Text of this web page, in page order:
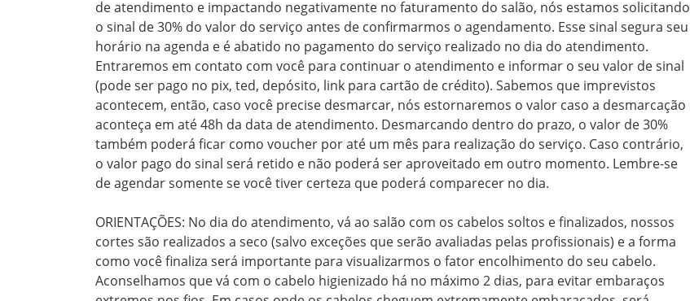
de atendimento e impactando negativamente no faturamento do salão, nós estamos solicitando
o sinal de 30% do valor do serviço antes de confirmarmos o agendamento. Esse sinal segura seu
horário na agenda e é abatido no pagamento do serviço realizado no dia do atendimento.
Entraremos em contato com você para continuar o atendimento e informar o seu valor de sinal
(pode ser pago no pix, ted, depósito, link para cartão de crédito). Sabemos que imprevistos
acontecem, então, caso você precise desmarcar, nós estornaremos o valor caso a desmarcação
aconteça em até 48h da data de atendimento. Desmarcando dentro do prazo, o valor de 30%
também poderá ficar como voucher por até um mês para realização do serviço. Caso contrário,
o valor pago do sinal será retido e não poderá ser aproveitado em outro momento. Lembre-se
de agendar somente se você tiver certeza que poderá comparecer no dia.
ORIENTAÇÕES: No dia do atendimento, vá ao salão com os cabelos soltos e finalizados, nossos
cortes são realizados a seco (salvo exceções que serão avaliadas pelas profissionais) e a forma
como você finaliza será importante para visualizarmos o fator encolhimento do seu cabelo.
Aconselhamos que vá com o cabelo higienizado há no máximo 2 dias, para evitar embaraços